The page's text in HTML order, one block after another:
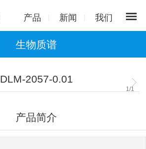
产品 新闻 我们
生物质谱
DLM-2057-0.01
1 /1
产品简介